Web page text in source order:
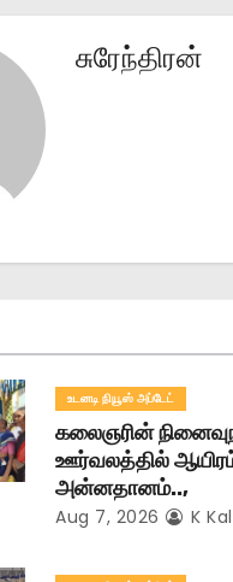
சுரேந்திரன்
உடனடி நியூஸ் அப்டேட்
கலைஞரின்
ஊர்வலத்தில் ஆயிரம்
அன்னதானம்..,
Aug 7, 2026 K